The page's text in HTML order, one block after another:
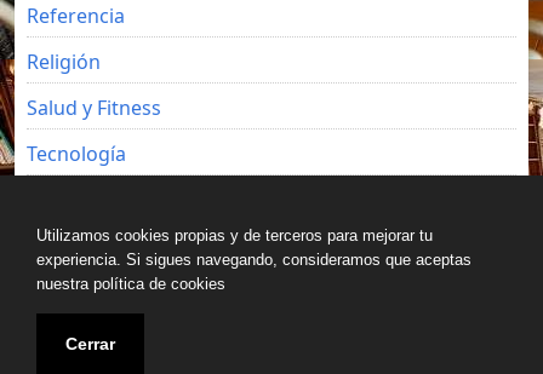
Referencia
Religión
Salud y Fitness
Tecnología
Utilizamos cookies propias y de terceros para mejorar tu
experiencia. Si sigues navegando, consideramos que aceptas
nuestra política de cookies
Cerrar